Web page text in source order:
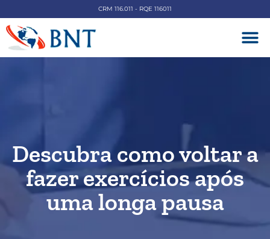
CRM 116.011 - RQE 116011
Descubra como voltar a
fazer exercícios após
uma longa pausa